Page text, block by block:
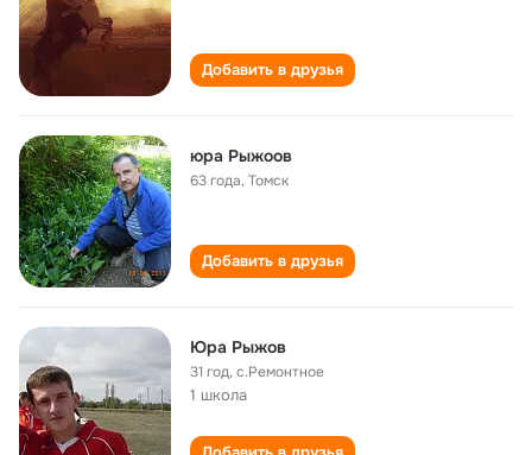
Добавить в друзья
юра Рыжоов
63 года,Томск
Добавить в друзья
Юра Рыжов
31 год,с.Ремонтное
1 школа